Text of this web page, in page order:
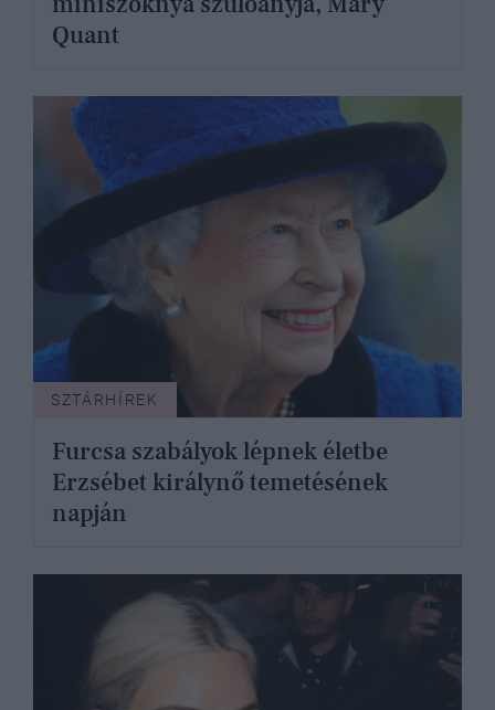
Quant
SZTÁRHÍREK
Furcsa szabályok lépnek életbe
Erzsébet királynő temetésének
napján